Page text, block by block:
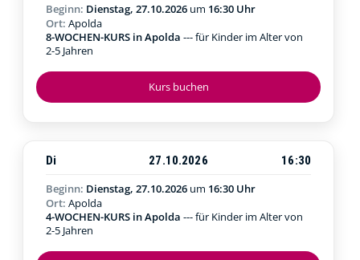
Kurs buchen
Beginn: Dienstag, 27.10.2026 um 16:30 Uhr
Ort: Apolda
8-WOCHEN-KURS in Apolda --- für Kinder im Alter von
2-5 Jahren
Di 27.10.2026
16:30
Beginn: Dienstag, 27.10.2026 um 16:30 Uhr
Ort: Apolda
4-WOCHEN-KURS in Apolda --- für Kinder im Alter von
2-5 Jahren